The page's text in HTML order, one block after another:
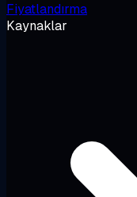
Fiyatlandırma
Kaynaklar